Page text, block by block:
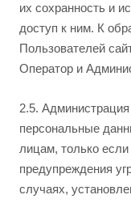
их сохранность и
доступ к ним. К
Пользователей
Оператор и
2.5.
персональные
лицам, только
предупреждения
случаях,